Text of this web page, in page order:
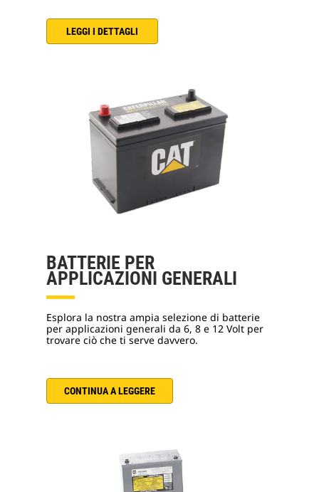
LEGGI I DETTAGLI
BATTERIE PER
APPLICAZIONI GENERALI
Esplora la nostra ampia selezione di batterie
per applicazioni generali da 6, 8 e 12 Volt per
trovare ciò che ti serve davvero.
CONTINUA A LEGGERE